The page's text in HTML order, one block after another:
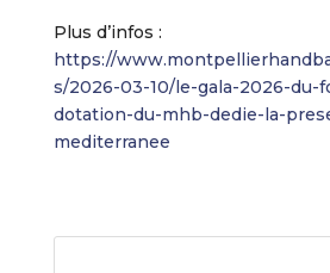
Plus d’infos :
https://
s/2026-03-10/le-gala-2026-du-
dotation-du-mhb-dedie-la-
mediterranee